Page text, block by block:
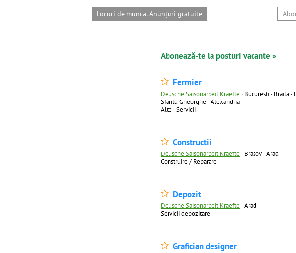
Locuri de munca. Anunțuri gratuite
Abonează-te la posturi vacante »
Fermier
Deusche Saisonarbeit Kraefte · Bucuresti · Braila ·
Sfantu Gheorghe · Alexandria
Alte ·Servicii
Constructii
Deusche Saisonarbeit Kraefte · Brasov · Arad
Construire / Reparare
Depozit
Deusche Saisonarbeit Kraefte ·Arad
Servicii depozitare
Grafician designer